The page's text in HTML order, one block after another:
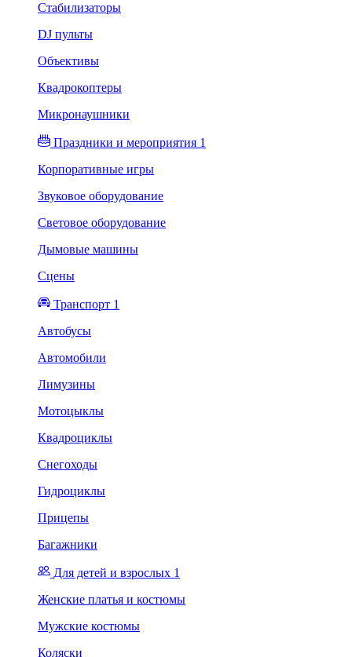
Стабилизаторы
DJ пульты
Объективы
Квадрокоптеры
Микронаушники
Праздники и мероприятия 1
Корпоративные игры
Звуковое оборудование
Световое оборудование
Дымовые машины
Сцены
Транспорт 1
Автобусы
Автомобили
Лимузины
Мотоцыклы
Квадроциклы
Снегоходы
Гидроциклы
Прицепы
Багажники
Для детей и взрослых 1
Женские платья и костюмы
Мужские костюмы
Коляски